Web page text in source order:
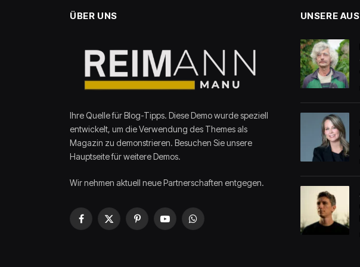
ÜBER UNS
Ihre Quelle für Blog-Tipps. Diese Demo wurde speziell
entwickelt, um die Verwendung des Themes als
Magazin zu demonstrieren. Besuchen Sie unsere
Hauptseite für weitere Demos.
Wir nehmen aktuell neue Partnerschaften entgegen.
Facebook
X
PinterestYouTubeWhatsApp
UNSERE